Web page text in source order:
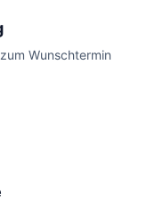
Wunschtermin